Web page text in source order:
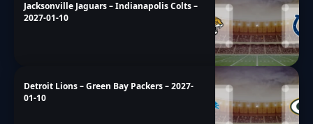
Jacksonville Jaguars – Indianapolis Colts –
2027-01-10
Detroit Lions – Green Bay Packers – 2027-
01-10